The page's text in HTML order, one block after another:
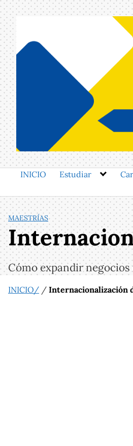
Saltar
al
contenido
INICIO Estudiar
MAESTRÍAS
Cómo expandir
INICIO/ / Internacionalización